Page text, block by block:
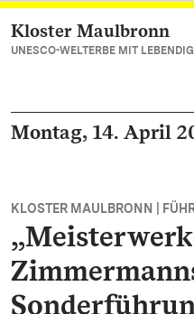
Zum Hauptinhalt
Kloster Maulbronn
UNESCO-WELTERBE MIT
Montag, 14. April
KLOSTER MAULBRONN |